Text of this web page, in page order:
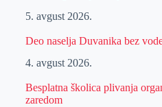
5. avgust 2026.
Deo naselja Duvanika bez
4. avgust 2026.
Besplatna školica plivanja
zaredom